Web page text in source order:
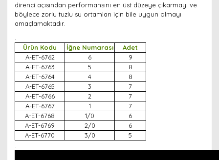
direnci açısından performansını en üst düzeye çıkarmayı ve
böylece zorlu tuzlu su ortamları için bile uygun olmayı
amaçlamaktadır.
Ürün Kodu
İğne Numarası
Adet
A-ET-6762
6
9
A-ET-6763
5
8
A-ET-6764
4
8
A-ET-6765
3
7
A-ET-6766
2
7
A-ET-6767
1
7
A-ET-6768
1/0
6
A-ET-6769
2/0
6
A-ET-6770
3/0
5